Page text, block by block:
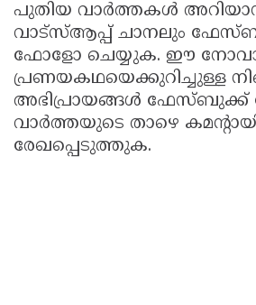
പുതിയ വാർത്തകൾ
വാട്സ്ആപ്പ് ചാനലും
ഫോളോ ചെയ്യുക. ഈ
പ്രണയകഥയെക്കുറിച്ചുള്ള
അഭിപ്രായങ്ങൾ ഫേസ്ബുക്ക്
വാര്‍ത്തയുടെ താഴെ
രേഖപ്പെടുത്തുക.